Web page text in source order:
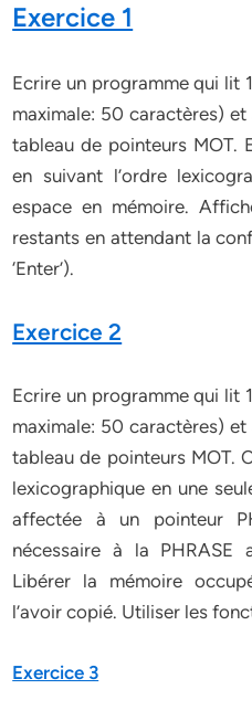
Exercice 1
Ecrire un programme qui lit
maximale: 50 caractères)
tableau de pointeurs MOT.
en suivant l’ordre
espace en mémoire.
restants en attendant la
‘Enter’).
Exercice 2
Ecrire un programme qui lit
maximale: 50 caractères)
tableau de pointeurs MOT.
lexicographique en une
affectée à un pointeur
nécessaire à la
Libérer la mémoire
l’avoir copié. Utiliser les
Exercice 3